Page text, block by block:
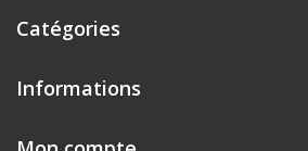
Catégories
Informations